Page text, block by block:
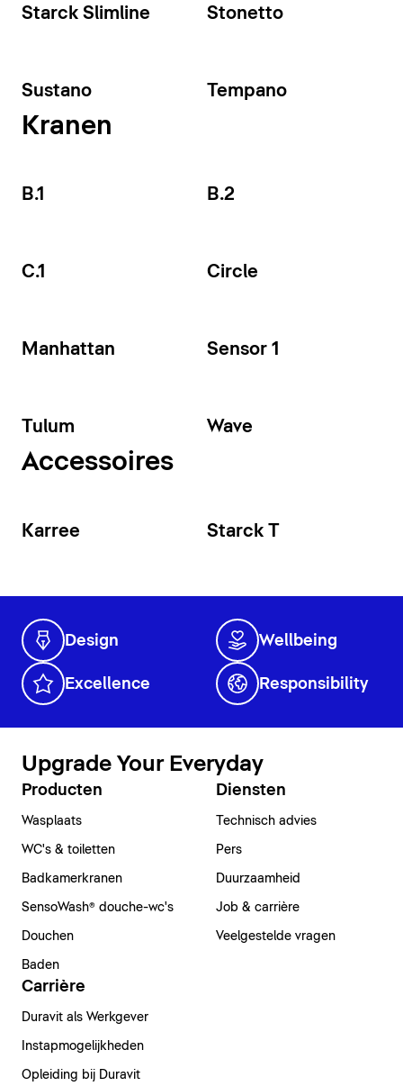
Starck Slimline Stonetto
Sustano Tempano
Kranen
B.1 B.2
C.1 Circle
Manhattan Sensor 1
Tulum Wave
Accessoires
Karree Starck T
Design Wellbeing
Excellence Responsibility
Upgrade Your Everyday
Producten
Wasplaats
WC's & toiletten
Badkamerkranen
SensoWash® douche-wc's
Douchen
Baden
Diensten
Technisch advies
Pers
Duurzaamheid
Job & carrière
Veelgestelde vragen
Carrière
Duravit als Werkgever
Instapmogelijkheden
Opleiding bij Duravit